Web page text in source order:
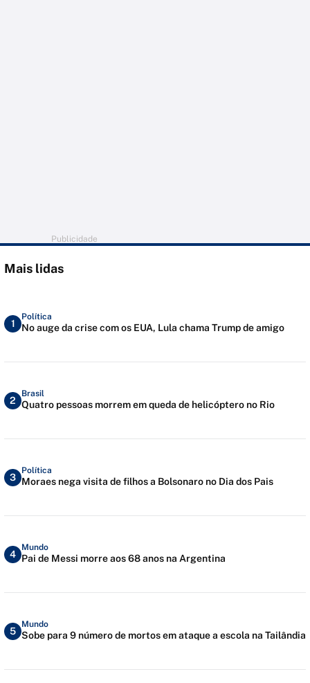
Publicidade
Mais lidas
1
Política
No auge da crise com os EUA, Lula chama Trump de amigo
2
Brasil
Quatro pessoas morrem em queda de helicóptero no Rio
3
Política
Moraes nega visita de filhos a Bolsonaro no Dia dos Pais
4
Mundo
Pai de Messi morre aos 68 anos na Argentina
5
Mundo
Sobe para 9 número de mortos em ataque a escola na Tailândia